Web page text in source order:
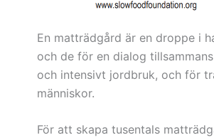
En matträdgård är en droppe i
och de för en dialog
och intensivt jordbruk, och för
människor.
För att skapa tusentals